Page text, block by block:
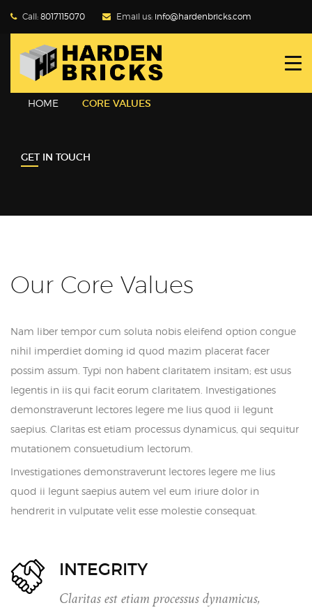
Call: 8017115070 Email us: info@hardenbricks.com
HOME
ABOUT HBPL
HOME CORE VALUES
GET IN TOUCH
Our Core Values
Nam liber tempor cum soluta nobis eleifend option congue
nihil imperdiet doming id quod mazim placerat facer
possim assum. Typi non habent claritatem insitam; est usus
legentis in iis qui facit eorum claritatem. Investigationes
demonstraverunt lectores legere me lius quod ii legunt
saepius. Claritas est etiam processus dynamicus, qui sequitur
mutationem consuetudium lectorum.
Investigationes demonstraverunt lectores legere me lius
quod ii legunt saepius autem vel eum iriure dolor in
hendrerit in vulputate velit esse molestie consequat.
INTEGRITY
Claritas est etiam processus dynamicus,